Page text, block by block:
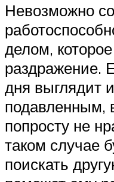
Невозможно
делом,
раздражение.
дня выглядит
подавленным,
попросту не
таком случае
поискать